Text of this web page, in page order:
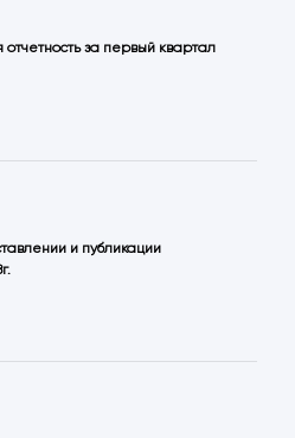
за первый квартал
и публикации